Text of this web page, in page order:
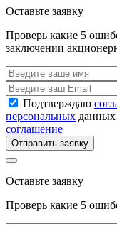
Оставьте заявку
Проверь какие 5
заключении
Подтверждаю
персональных
соглашение
Отправить заявку
Оставьте заявку
Проверь какие 5